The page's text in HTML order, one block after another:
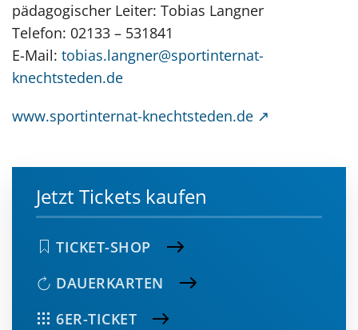
pädagogischer Leiter: Tobias Langner
Telefon: 02133 – 531841
E-Mail: tobias.langner@sportinternat-
knechtsteden.de
www.sportinternat-knechtsteden.de
Jetzt Tickets kaufen
TICKET-SHOP
DAUERKARTEN
6ER-TICKET